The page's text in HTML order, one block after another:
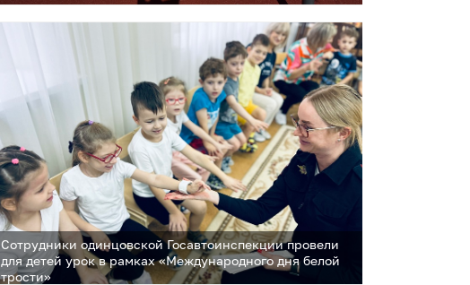
Сотрудники одинцовской Госавтоинспекции провели
для детей урок в рамках «Международного дня белой
трости»